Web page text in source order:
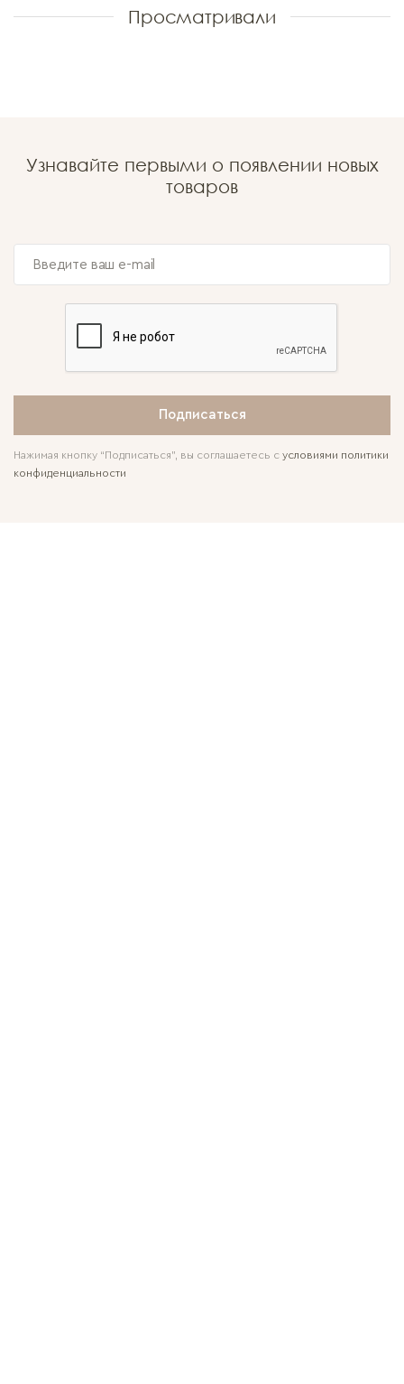
Просматривали
Узнавайте первыми о появлении новых
товаров
Подписаться
Нажимая кнопку “Подписаться”, вы соглашаетесь с условиями политики
конфиденциальности